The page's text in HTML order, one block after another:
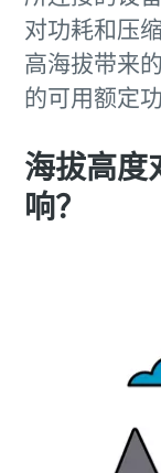
对功耗和压
高海拔带来
的可用额定功
海拔高度
响？